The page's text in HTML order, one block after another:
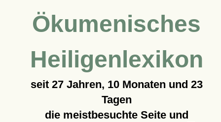
Ökumenisches
Heiligenlexikon
seit 27 Jahren, 10 Monaten und 23
Tagen
die meistbesuchte Seite und